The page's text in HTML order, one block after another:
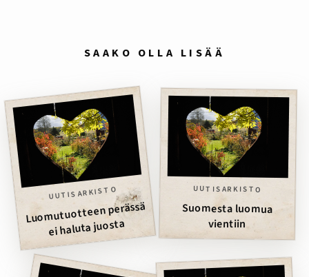
SAAKO OLLA LISÄÄ
UUTISARKISTO
Luomutuotteen perässä
ei haluta juosta
UUTISARKISTO
Suomesta luomua
vientiin